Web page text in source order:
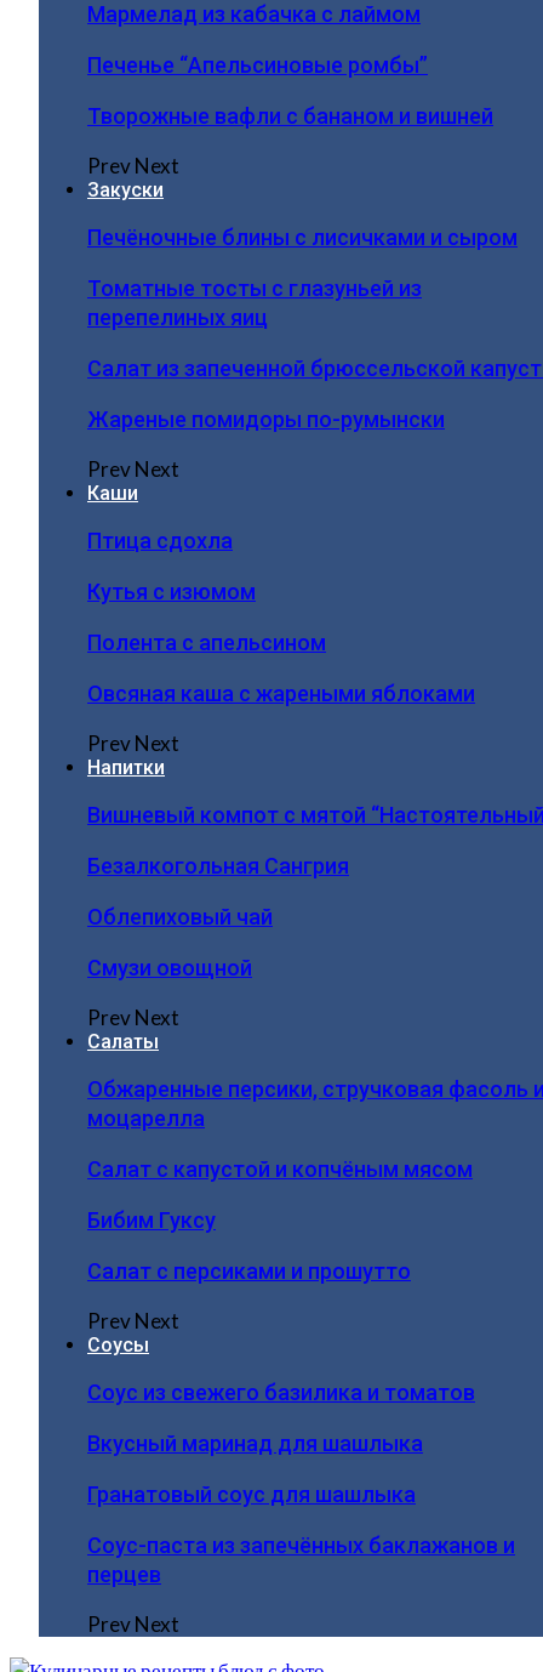
Мармелад из кабачка с лаймом
Печенье “Апельсиновые ромбы”
Творожные вафли с бананом и вишней
PrevNext
Закуски
Печёночные блины с лисичками и сыром
Томатные тосты с глазуньей из
перепелиных яиц
Салат из запеченной брюссельской
Жареные помидоры по-румынски
PrevNext
Каши
Птица сдохла
Кутья с изюмом
Полента с апельсином
Овсяная каша с жареными яблоками
PrevNext
Напитки
Вишневый компот с мятой
Безалкогольная Сангрия
Облепиховый чай
Смузи овощной
PrevNext
Салаты
Обжаренные персики, стручковая фасоль
моцарелла
Салат с капустой и копчёным мясом
Бибим Гуксу
Салат с персиками и прошутто
PrevNext
Соусы
Соус из свежего базилика и томатов
Вкусный маринад для шашлыка
Гранатовый соус для шашлыка
Соус-паста из запечённых баклажанов и
перцев
PrevNext